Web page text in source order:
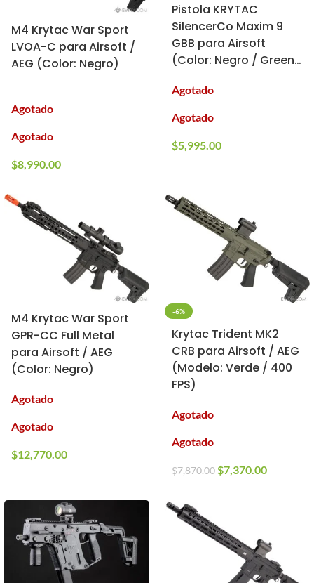
M4 Krytac War Sport
LVOA-C para Airsoft /
AEG (Color: Negro)
Agotado
Agotado
$8,990.00
Pistola KRYTAC
SilencerCo Maxim 9
GBB para Airsoft
(Color: Negro / Green
Agotado
Agotado
$5,995.00
M4 Krytac War Sport
GPR-CC Full Metal
para Airsoft / AEG
(Color: Negro)
Agotado
Agotado
$12,770.00
-6%
Krytac Trident MK2
CRB para Airsoft / AEG
(Modelo: Verde / 400
FPS)
Agotado
Agotado
$7,870.00$7,370.00